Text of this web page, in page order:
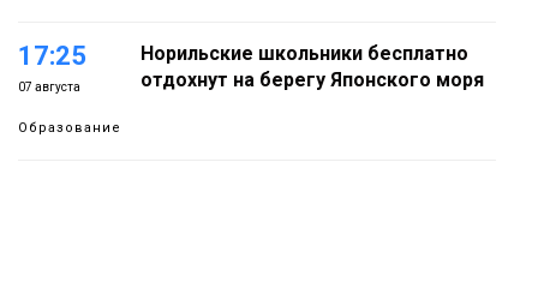
17:25
07 августа
Образование
Норильские школьники бесплатно
отдохнут на берегу Японского моря